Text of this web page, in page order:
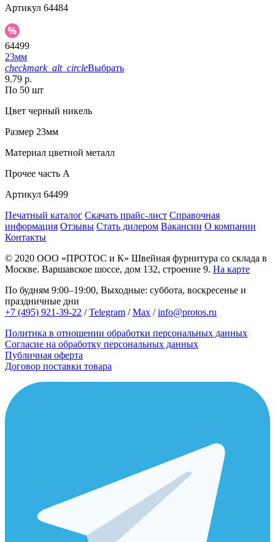
Артикул 64484
64499
23мм
checkmark_alt_circleВыбрать
9.79 р.
По 50 шт
Цвет черный никель
Размер 23мм
Материал цветной металл
Прочее часть A
Артикул 64499
Печатный каталог Скачать прайс-лист Справочная
информация Отзывы Стать дилером Вакансии О компании
Контакты
© 2020 ООО «ПРОТОС и К» Швейная фурнитура со склада в
Москве. Варшавское шоссе, дом 132, строение 9. На карте
По будням 9:00–19:00, Выходные: суббота, воскресенье и
праздничные дни
+7 (495) 921-39-22 /Telegram /Max /info@protos.ru
Политика в отношении обработки персональных данных
Согласие на обработку персональных данных
Публичная оферта
Договор поставки товара